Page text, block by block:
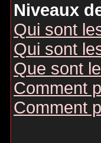
Niveaux
Qui sont
Qui sont
Que sont
Comment
Comment